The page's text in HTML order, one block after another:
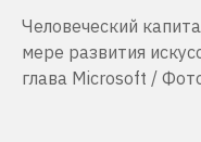
Человеческий
мере развития
глава Microsoft /